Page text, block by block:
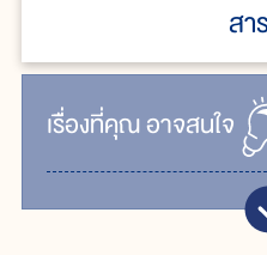
ส
เรื่ิองที่คุณอาจสนใจ